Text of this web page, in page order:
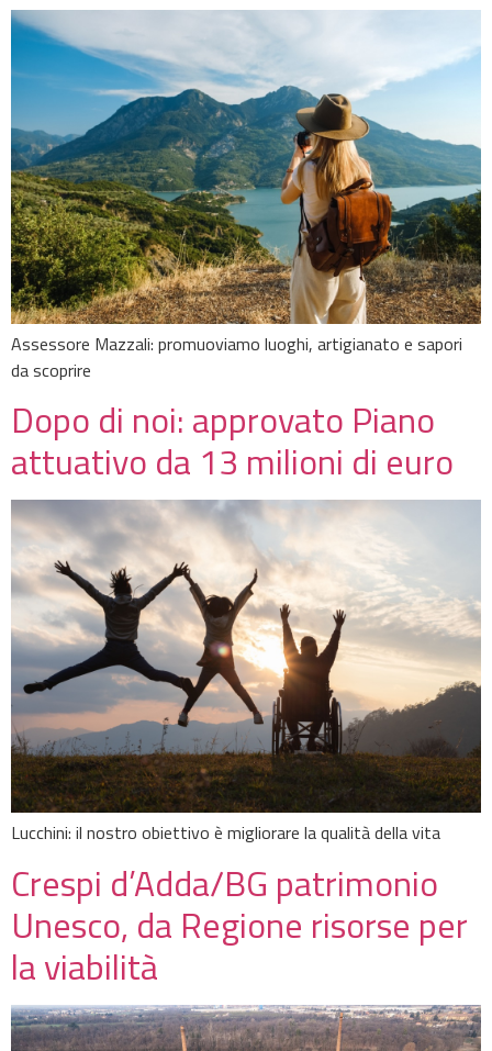
Assessore Mazzali: promuoviamo luoghi, artigianato e sapori
da scoprire
Dopo di noi: approvato Piano
attuativo da 13 milioni di euro
Lucchini: il nostro obiettivo è migliorare la qualità della vita
Crespi d’Adda/BG patrimonio
Unesco, da Regione risorse per
la viabilità